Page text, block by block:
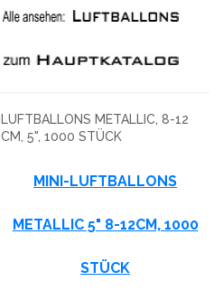
LUFTBALLONS METALLIC, 8-12
CM, 5", 1000 STÜCK
MINI-LUFTBALLONS
METALLIC 5" 8-12CM, 1000
STÜCK